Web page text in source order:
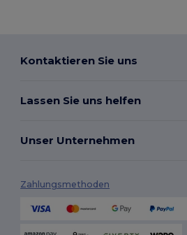
Kontaktieren Sie uns
Lassen Sie uns helfen
Unser Unternehmen
Zahlungsmethoden